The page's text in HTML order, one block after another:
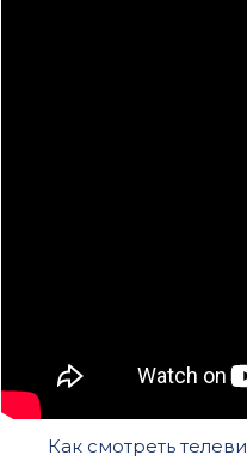
Как смотреть